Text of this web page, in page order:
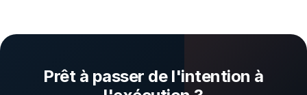
Prêt à passer de l'intention à